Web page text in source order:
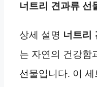
너트리 견과류 선
상세 설명 너트리
는 자연의 건강함
선물입니다. 이